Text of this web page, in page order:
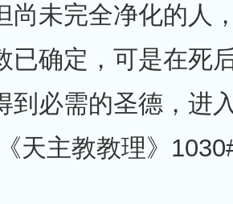
尚未完全净化的人
已确定，可是在死
到必需的圣德，进
天主教教理》